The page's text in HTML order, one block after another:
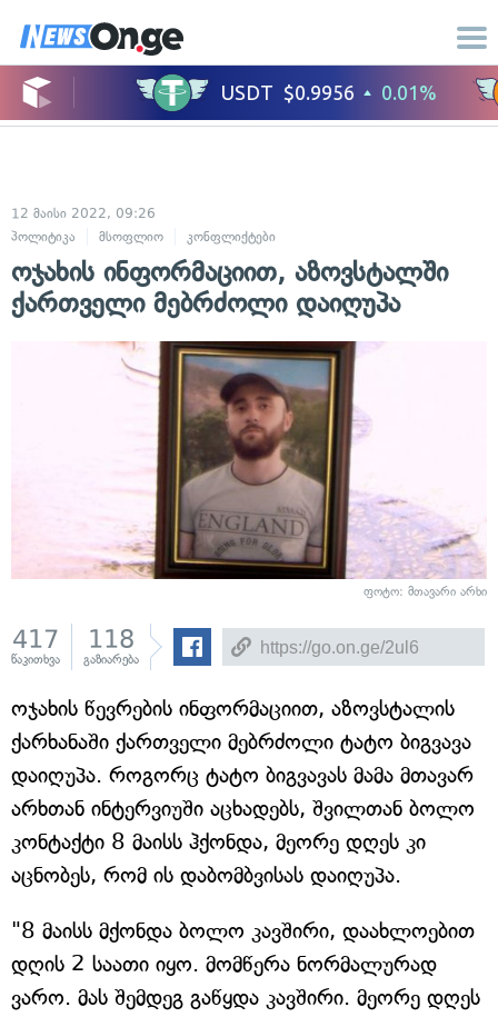
12 მაისი 2022, 09:26
პოლიტიკა
მსოფლიო კონფლიქტები
ოჯახის ინფორმაციით, აზოვსტალში
ქართველი მებრძოლი დაიღუპა
ფოტო: მთავარი არხი
417
წაკითხვა
118
გაზიარება
ოჯახის წევრების ინფორმაციით, აზოვსტალის
ქარხანაში ქართველი მებრძოლი ტატო ბიგვავა
დაიღუპა. როგორც ტატო ბიგვავას მამა მთავარ
არხთან ინტერვიუში აცხადებს, შვილთან ბოლო
კონტაქტი 8 მაისს ჰქონდა, მეორე დღეს კი
აცნობეს, რომ ის დაბომბვისას დაიღუპა.
"8 მაისს მქონდა ბოლო კავშირი, დაახლოებით
დღის 2 საათი იყო. მომწერა ნორმალურად
ვარო. მას შემდეგ გაწყდა კავშირი. მეორე დღეს